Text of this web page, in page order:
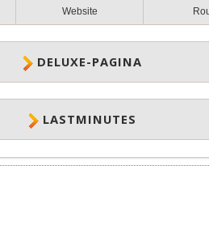
Website
DELUXE-PAGINA
LASTMINUTES